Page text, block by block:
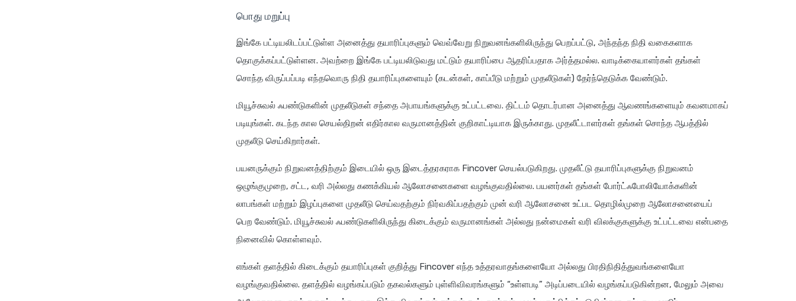
பொது மறுப்பு
இங்கே பட்டியலிடப்பட்டுள்ள அனைத்து தயாரிப்புகளும் வெவ்வேறு நிறுவனங்களிலிருந்து பெறப்பட்டு, அந்தந்த நிதி வகைகளாக
தொகுக்கப்பட்டுள்ளன. அவற்றை இங்கே பட்டியலிடுவது மட்டும் தயாரிப்பை ஆதரிப்பதாக அர்த்தமல்ல. வாடிக்கையாளர்கள் தங்கள்
சொந்த விருப்பப்படி எந்தவொரு நிதி தயாரிப்புகளையும் (கடன்கள், காப்பீடு மற்றும் முதலீடுகள்) தேர்ந்தெடுக்க வேண்டும்.
மியூச்சுவல் ஃபண்டுகளின் முதலீடுகள் சந்தை அபாயங்களுக்கு உட்பட்டவை. திட்டம் தொடர்பான அனைத்து ஆவணங்களையும் கவனமாகப்
படியுங்கள். கடந்த கால செயல்திறன் எதிர்கால வருமானத்தின் குறிகாட்டியாக இருக்காது. முதலீட்டாளர்கள் தங்கள் சொந்த ஆபத்தில்
முதலீடு செய்கிறார்கள்.
பயனருக்கும் நிறுவனத்திற்கும் இடையில் ஒரு இடைத்தரகராக Fincover செயல்படுகிறது. முதலீட்டு தயாரிப்புகளுக்கு நிறுவனம்
ஒழுங்குமுறை, சட்ட, வரி அல்லது கணக்கியல் ஆலோசனைகளை வழங்குவதில்லை. பயனர்கள் தங்கள் போர்ட்ஃபோலியோக்களின்
லாபங்கள் மற்றும் இழப்புகளை முதலீடு செய்வதற்கும் நிர்வகிப்பதற்கும் முன் வரி ஆலோசனை உட்பட தொழில்முறை ஆலோசனையைப்
பெற வேண்டும். மியூச்சுவல் ஃபண்டுகளிலிருந்து கிடைக்கும் வருமானங்கள் அல்லது நன்மைகள் வரி விலக்குகளுக்கு உட்பட்டவை என்பதை
நினைவில் கொள்ளவும்.
எங்கள் தளத்தில் கிடைக்கும் தயாரிப்புகள் குறித்து Fincover எந்த உத்தரவாதங்களையோ அல்லது பிரதிநிதித்துவங்களையோ
வழங்குவதில்லை. தளத்தில் வழங்கப்படும் தகவல்களும் புள்ளிவிவரங்களும் “உள்ளபடி” அடிப்படையில் வழங்கப்படுகின்றன, மேலும் அவை